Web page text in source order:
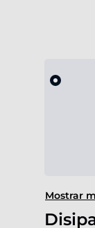
Mostrar